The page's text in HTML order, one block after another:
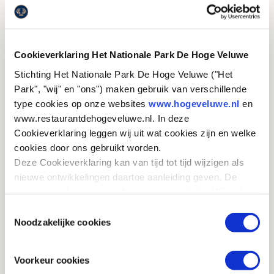
Cookieverklaring Het Nationale Park De Hoge Veluwe
Stichting Het Nationale Park De Hoge Veluwe ("Het
Park", "wij" en "ons") maken gebruik van verschillende
type cookies op onze websites www.hogeveluwe.nl en
www.restaurantdehogeveluwe.nl. In deze
Cookieverklaring leggen wij uit wat cookies zijn en welke
cookies door ons gebruikt worden.
Deze Cookieverklaring kan van tijd tot tijd wijzigen als
nieuwe ontwikkelingen daartoe aanleiding geven. De
raadplegen, zodat u van deze wijzigingen op de hoogte
Noodzakelijke cookies
Voorkeur cookies
Incl. drankje bij de Theekoepel en verrassend
GA MEE OP PAD DOOR
OORLOGSGESCHIEDENIS
Stap op de fiets of trek de wandelschoenen aan
en beleef de gebeurtenissen van 1944-1945.